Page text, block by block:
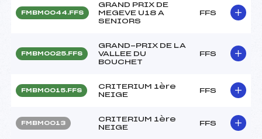
FMBM0044.FFS
GRAND PRIX DE
MEGEVE U18 A
SENIORS
FFS
FMBM0025.FFS
GRAND-PRIX DE LA
VALLEE DU
BOUCHET
FFS
FMBM0015.FFS
CRITERIUM 1ère
NEIGE
FFS
FMBM0013
CRITERIUM 1ère
NEIGE
FFS